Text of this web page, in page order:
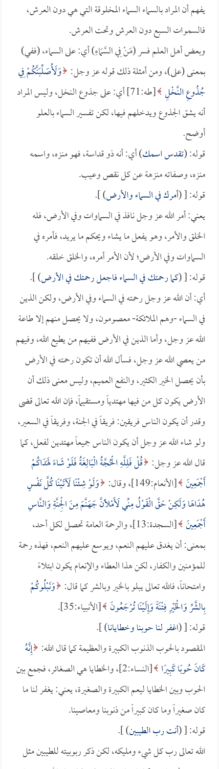
يفهم أن المراد بالسماء السماء المخلوقة التي هي دون العرش،
فالسموات السبع دون العرش وتحت العرش.
وبعض أهل العلم فسر (مَنْ فِي السَّمَاءِ) أي: على السماء، (ففي)
بمعنى (على)، ومن أمثلة ذلك قوله عز وجل: وَلَأُصَلِّبَنَّكُمْ فِي
جُذُوعِ النَّخْلِ
[طه:71] أي: على جذوع النخل، وليس المراد
أنه يشق الجذوع ويدخلهم فيها، لكن تفسير السماء بالعلو
أوضح.
قوله: (تقدس اسمك) أي: أنه ذو قداسة، فهو منزه، واسمه
منزه، وصفاته منزهة عن كل نقص وعيب.
قوله: [ (أمرك في السماء والأرض) ].
يعني: أمر الله عز وجل نافذ في السماوات وفي الأرض، فله
الخلق والأمر، وهو يفعل ما يشاء ويحكم ما يريد، فأمره في
السماوات وفي الأرض؛ لأن الأمر أمره، والخلق خلقه.
قوله: [ (كما رحمتك في السماء فاجعل رحمتك في الأرض) ].
أي: أن الله عز وجل رحمته في السماء وفي الأرض، ولكن الذين
في السماء -وهم الملائكة- معصومون، ولا يحصل منهم إلا طاعة
الله عز وجل، وأما الذين في الأرض ففيهم من يطيع الله، وفيهم
من يعصي الله عز وجل، فسأل الله أن تكون رحمته في الأرض
بأن يحصل الخير الكثير، والنفع العميم، وليس معنى ذلك أن
الأرض يكون كل من فيها مهتدياً ومستقيماً، فإن الله تعالى قضى
وقدر أن يكون الناس فريقين: فريقاً في الجنة، وفريقاً في السعير،
ولو شاء الله عز وجل أن يكون الناس جميعاً مهتدين لفعل، كما
قال الله عز وجل: قُلْ فَلِلَّهِ الْحُجَّةُ الْبَالِغَةُ فَلَوْ شَاءَ لَهَدَاكُمْ
أَجْمَعِينَ [الأنعام:149]، وقال:
وَلَوْ شِئْنَا لَآتَيْنَا كُلَّ نَفْسٍ
هُدَاهَا وَلَكِنْ حَقَّ الْقَوْلُ مِنِّي لَأَمْلأَنَّ جَهَنَّمَ مِنَ الْجِنَّةِ وَالنَّاسِ
أَجْمَعِينَ
[السجدة:13]، والرحمة العامة تحصل لكل أحد،
بمعنى: أن يغدق عليهم النعم، ويوسع عليهم النعم، فهذه رحمة
للمؤمنين والكفار، لكن هذا العطاء والإنعام يكون ابتلاءً
وامتحاناً، فالله تعالى يبلو بالخير وبالشر كما قال: وَنَبْلُوكُمْ
بِالشَّرِّ وَالْخَيْرِ فِتْنَةً وَإِلَيْنَا تُرْجَعُونَ [الأنبياء:35].
قوله: [ (اغفر لنا حوبنا وخطايانا) ].
المقصود بالحوب الذنوب الكبيرة والعظيمة كما قال الله: إِنَّهُ
كَانَ حُوبًا كَبِيرًا
[النساء:2]، والخطايا هي الصغائر، فجمع بين
الحوب وبين الخطايا ليعم الكبيرة والصغيرة، يعني: يغفر لنا ما
كان صغيراً وما كان كبيراً من ذنوبنا ومعاصينا.
قوله: [ (أنت رب الطيبين) ].
الله تعالى رب كل شيء ومليكه، لكن ذكر ربوبيته للطيبين مثل